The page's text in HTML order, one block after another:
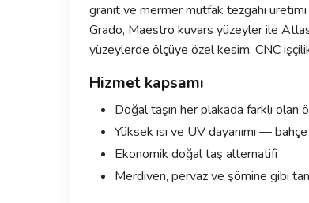
granit ve mermer mutfak tezgahı
Grado, Maestro kuvars yüzeyler ile
yüzeylerde ölçüye özel kesim, CNC
Hizmet kapsamı
Doğal taşın her plakada farklı olan
Yüksek ısı ve UV dayanımı —
Ekonomik doğal taş alternatifi
Merdiven, pervaz ve şömine gibi